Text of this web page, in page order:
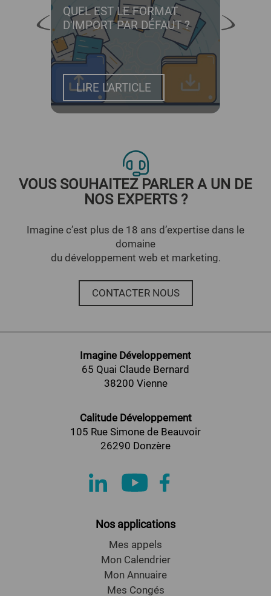
QUEL EST LE FORMAT
D'IMPORT PAR DÉFAUT ?
LIRE L'ARTICLE
VOUS SOUHAITEZ PARLER A UN DE
NOS EXPERTS ?
Imagine c’est plus de 18 ans d’expertise dans le
domaine
du développement web et marketing.
CONTACTER NOUS
Imagine Développement
65 Quai Claude Bernard
38200 Vienne
Calitude Développement
105 Rue Simone de Beauvoir
26290 Donzère
Nos applications
Mes appels
Mon Calendrier
Mon Annuaire
Mes Congés